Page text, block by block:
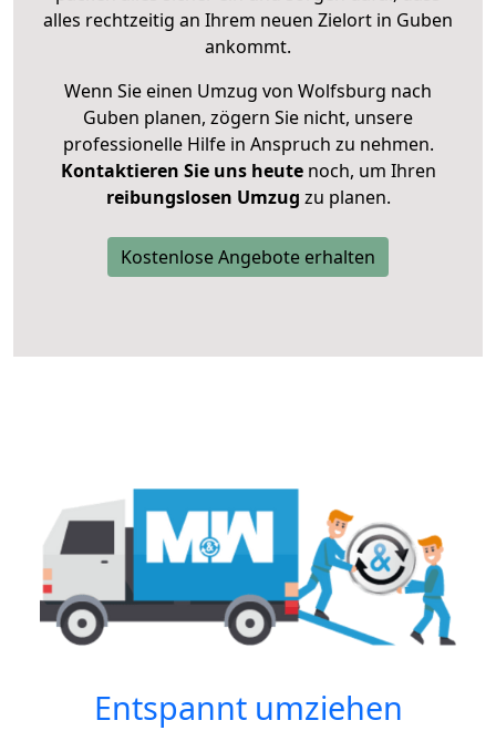
alles rechtzeitig an Ihrem neuen Zielort in Guben
ankommt.
Wenn Sie einen Umzug von Wolfsburg nach
Guben planen, zögern Sie nicht, unsere
professionelle Hilfe in Anspruch zu nehmen.
Kontaktieren Sie uns heutenoch, um Ihren
reibungslosen Umzug zu planen.
Kostenlose Angebote erhalten
Entspannt umziehen